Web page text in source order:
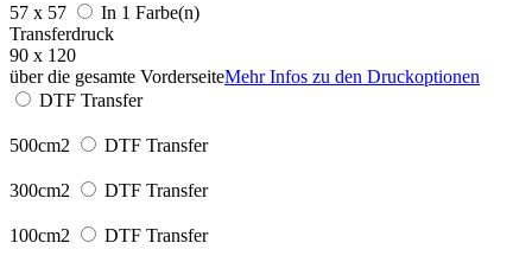
57 x 57
In 1 Farbe(n)
Transferdruck
90 x 120
über die gesamte VorderseiteMehr Infos zu den Druckoptionen
DTF Transfer
500cm2 DTF Transfer
300cm2 DTF Transfer
100cm2 DTF Transfer